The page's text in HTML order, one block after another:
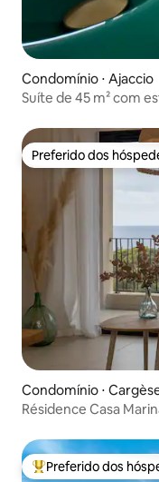
Condomínio ⋅ Ajaccio
Suíte de 45 m² com
Preferido dos
Preferido dos
Condomínio ⋅
Résidence Casa
Entre os melhores
Preferido dos